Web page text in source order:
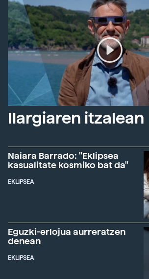
Ilargiaren itzalean
Naiara Barrado: "Eklipsea
kasualitate kosmiko bat da"
EKLIPSEA
Eguzki-erlojua aurreratzen
denean
EKLIPSEA